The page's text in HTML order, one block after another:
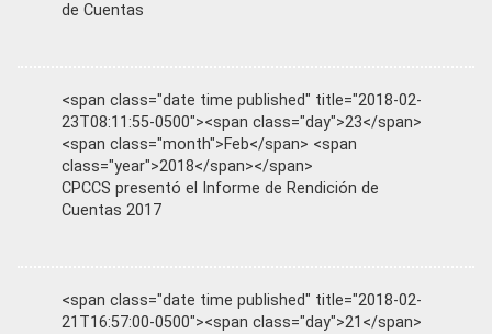
de Cuentas
<span class="date time published" title="2018-02-
23T08:11:55-0500"><span class="day">23</span>
<span class="month">Feb</span> <span
class="year">2018</span></span>
CPCCS presentó el Informe de Rendición de
Cuentas 2017
<span class="date time published" title="2018-02-
21T16:57:00-0500"><span class="day">21</span>